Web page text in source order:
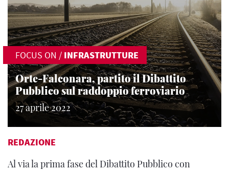
FOCUS ON / INFRASTRUTTURE
Orte-Falconara, partito il Dibattito
Pubblico sul raddoppio ferroviario
27 aprile 2022
REDAZIONE
Al via la prima fase del Dibattito Pubblico con